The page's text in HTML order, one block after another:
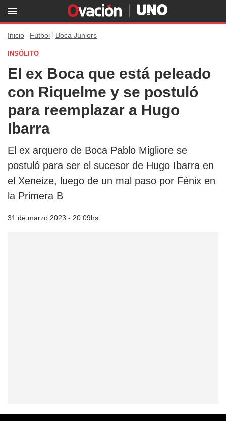
Inicio Fútbol Boca Juniors
INSÓLITO
El ex Boca que está peleado
con Riquelme y se postuló
para reemplazar a Hugo
Ibarra
El ex arquero de Boca Pablo Migliore se
postuló para ser el sucesor de Hugo Ibarra en
el Xeneize, luego de un mal paso por Fénix en
la Primera B
31 de marzo 2023 - 20:09hs